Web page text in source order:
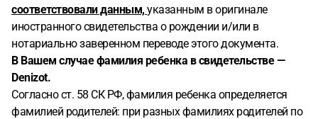
соответствовали данным, указанным в оригинале
иностранного свидетельства о рождении и/или в
нотариально заверенном переводе этого документа.
В Вашем случае фамилия ребенка в свидетельстве —
Denizot.
Согласно ст. 58 СК РФ, фамилия ребенка определяется
фамилией родителей: при разных фамилиях родителей по